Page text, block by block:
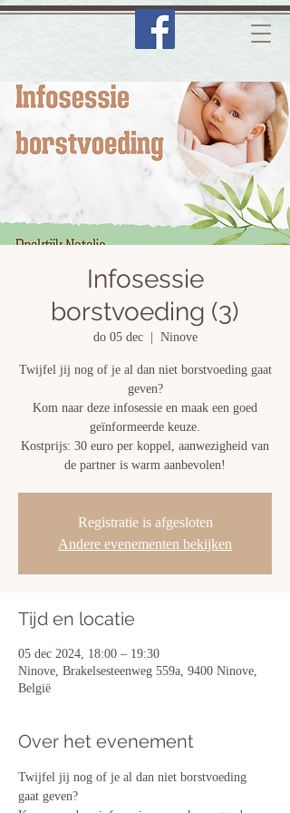
Infosessie
borstvoeding (3)
do 05 dec
  |
Ninove
Twijfel jij nog of je al dan niet borstvoeding gaat
geven?
Kom naar deze infosessie en maak een goed
geïnformeerde keuze.
Kostprijs: 30 euro per koppel, aanwezigheid van
de partner is warm aanbevolen!
Registratie is afgesloten
Andere evenementen bekijken
Tijd en locatie
05 dec 2024, 18:00 – 19:30
Ninove, Brakelsesteenweg 559a, 9400 Ninove,
België
Over het evenement
Twijfel jij nog of je al dan niet borstvoeding
gaat geven?